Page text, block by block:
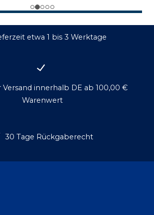
etwa 1 bis 3 Werktage
Versand innerhalb DE ab 100,00 €
Warenwert
30 Tage Rückgaberecht